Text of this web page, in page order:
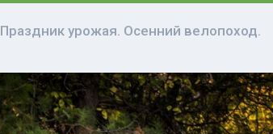
Праздник урожая. Осенний велопоход.